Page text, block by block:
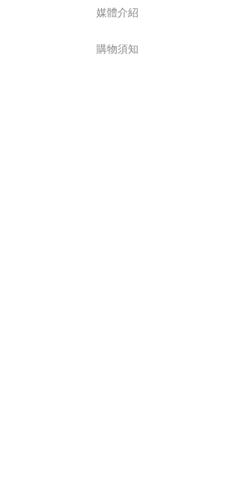
媒體介紹
購物須知